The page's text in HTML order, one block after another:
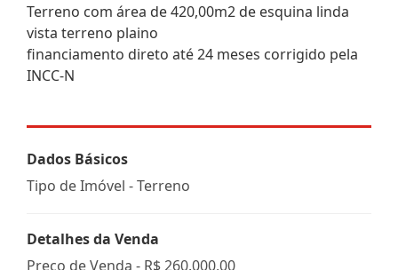
Terreno com área de 420,00m2 de esquina linda
vista terreno plaino
financiamento direto até 24 meses corrigido pela
INCC-N
Dados Básicos
Tipo de Imóvel - Terreno
Detalhes da Venda
Preço de Venda - R$ 260.000,00